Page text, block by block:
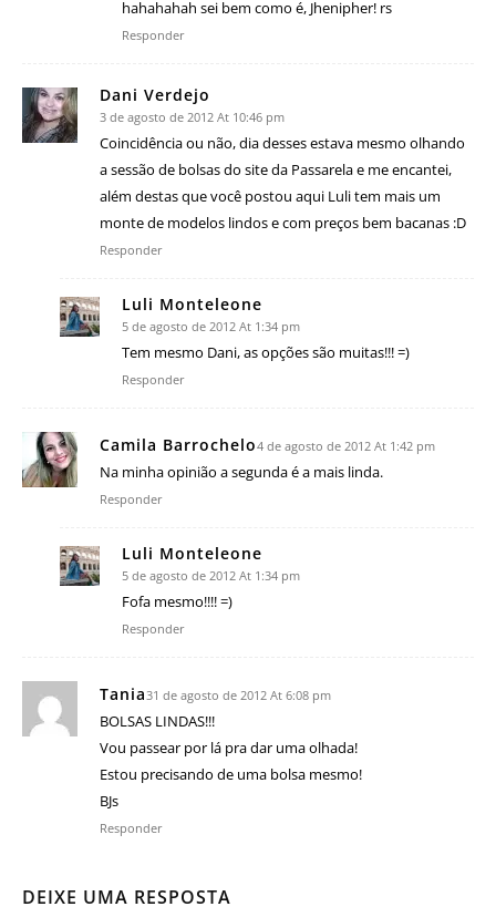
hahahahah sei bem como é, Jhenipher! rs
Responder
Dani Verdejo
3 de agosto de 2012 At 10:46 pm
Coincidência ou não, dia desses estava mesmo olhando
a sessão de bolsas do site da Passarela e me encantei,
além destas que você postou aqui Luli tem mais um
monte de modelos lindos e com preços bem bacanas :D
Responder
Luli Monteleone
5 de agosto de 2012 At 1:34 pm
Tem mesmo Dani, as opções são muitas!!! =)
Responder
Camila Barrochelo4 de agosto de 2012 At 1:42 pm
Na minha opinião a segunda é a mais linda.
Responder
Luli Monteleone
5 de agosto de 2012 At 1:34 pm
Fofa mesmo!!!! =)
Responder
Tania 31 de agosto de 2012 At 6:08 pm
BOLSAS LINDAS!!!
Vou passear por lá pra dar uma olhada!
Estou precisando de uma bolsa mesmo!
BJs
Responder
DEIXE UMA RESPOSTA